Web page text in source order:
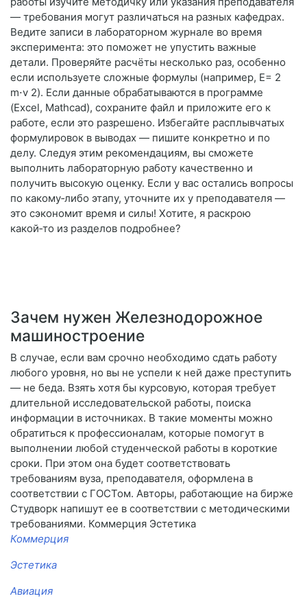
— требования могут различаться на разных кафедрах.
Ведите записи в лабораторном журнале во время
эксперимента: это поможет не упустить важные
детали. Проверяйте расчёты несколько раз, особенно
если используете сложные формулы (например, E= 2
m⋅v 2 ​ ). Если данные обрабатываются в программе
(Excel, Mathcad), сохраните файл и приложите его к
работе, если это разрешено. Избегайте расплывчатых
формулировок в выводах — пишите конкретно и по
делу. Следуя этим рекомендациям, вы сможете
выполнить лабораторную работу качественно и
получить высокую оценку. Если у вас остались вопросы
по какому‑либо этапу, уточните их у преподавателя —
это сэкономит время и силы! Хотите, я раскрою
какой‑то из разделов подробнее?
Зачем нужен Железнодорожное
машиностроение
В случае, если вам срочно необходимо сдать работу
любого уровня, но вы не успели к ней даже преступить
— не беда. Взять хотя бы курсовую, которая требует
длительной исследовательской работы, поиска
информации в источниках. В такие моменты можно
обратиться к профессионалам, которые помогут в
выполнении любой студенческой работы в короткие
сроки. При этом она будет соответствовать
требованиям вуза, преподавателя, оформлена в
соответствии с ГОСТом. Авторы, работающие на бирже
Студворк напишут ее в соответствии с методическими
требованиями. Коммерция Эстетика
Коммерция
Эстетика
Авиация